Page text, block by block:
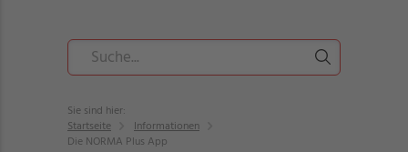
Sie sind hier:
Startseite
Informationen
Die NORMA Plus App